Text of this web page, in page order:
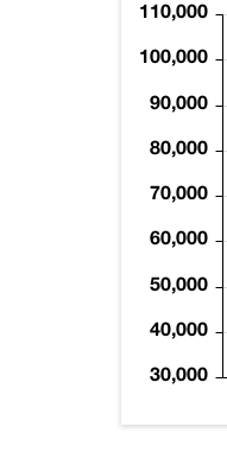
30,000
40,000
50,000
60,000
70,000
80,000
90,000
100,000
110,000